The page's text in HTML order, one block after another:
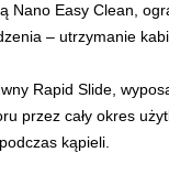
Nano Easy Clean,
– utrzymanie
Rapid Slide,
przez cały okres
kąpieli.